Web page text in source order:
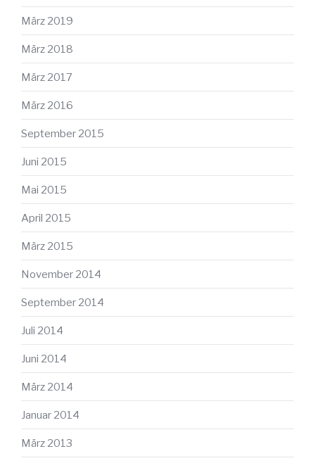
März 2019
März 2018
März 2017
März 2016
September 2015
Juni 2015
Mai 2015
April 2015
März 2015
November 2014
September 2014
Juli 2014
Juni 2014
März 2014
Januar 2014
März 2013